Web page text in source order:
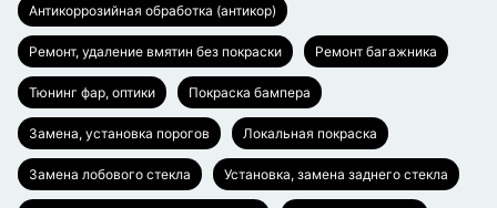
Антикоррозийная обработка (антикор)
Ремонт, удаление вмятин без покраски Ремонт багажника
Тюнинг фар, оптики Покраска бампера
Замена, установка порогов Локальная покраска
Замена лобового стекла Установка, замена заднего стекла